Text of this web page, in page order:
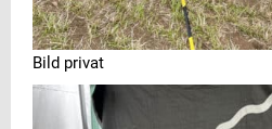
Bild privat